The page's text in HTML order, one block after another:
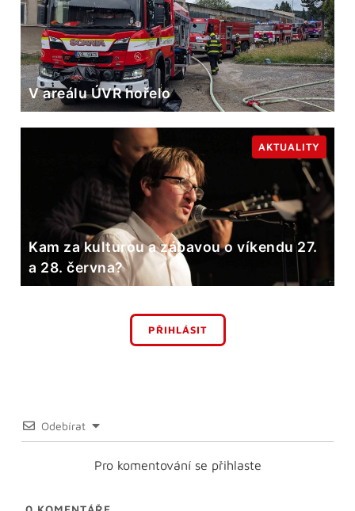
V areálu ÚVR hořelo
Kam za kulturou a zábavou o víkendu 27.
a 28. června?
AKTUALITY
PŘIHLÁSIT
Odebírat
Pro komentování se přihlaste